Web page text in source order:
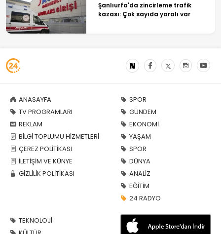
Şanlıurfa'da zincirleme trafik
kazası: Çok sayıda yaralı var
ANASAYFA
TV PROGRAMLARI
REKLAM
BİLGİ TOPLUMU HİZMETLERİ
ÇEREZ POLİTİKASI
İLETİŞİM VE KÜNYE
GİZLİLİK POLİTİKASI
SPOR
GÜNDEM
EKONOMİ
YAŞAM
SPOR
DÜNYA
ANALİZ
EĞİTİM
24 RADYO
TEKNOLOJİ